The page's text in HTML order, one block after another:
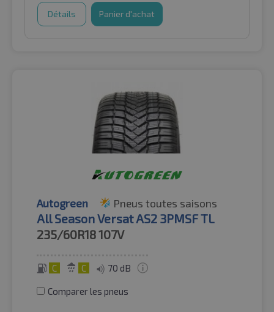
Détails Panier d'achat
Autogreen Pneus toutes saisons
All Season Versat AS2 3PMSF TL
235/60R18107V
C C 70 dB
Comparer les pneus